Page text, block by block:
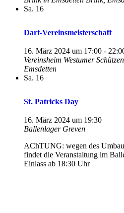
Sa. 16
Dart-Vereinsmeisterschaft
16. März 2024 um 17:00 -
Vereinsheim Westumer
Emsdetten
Sa. 16
St. Patricks Day
16. März 2024 um 19:30
Ballenlager Greven
AChTUNG: wegen des
findet die Veranstaltung im
Einlass ab 18:30 Uhr